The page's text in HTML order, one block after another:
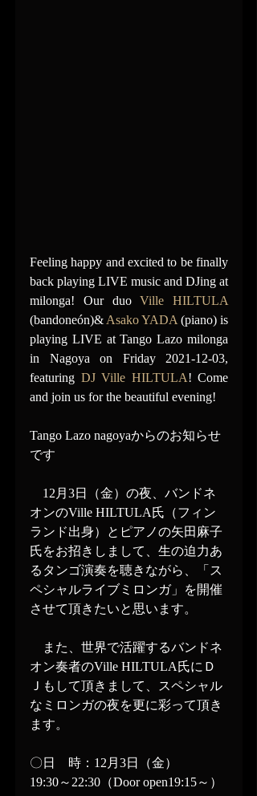
Feeling happy and excited to be finally
back playing LIVE music and DJing at
milonga! Our duo Ville HILTULA
(bandoneón)& Asako YADA (piano) is
playing LIVE at Tango Lazo milonga
in Nagoya on Friday 2021-12-03,
featuring DJ Ville HILTULA! Come
and join us for the beautiful evening!
Tango Lazo nagoyaからのお知らせ
です
12月3日（金）の夜、バンドネ
オンのVille HILTULA氏（フィン
ランド出身）とピアノの矢田麻子
氏をお招きしまして、生の迫力あ
るタンゴ演奏を聴きながら、「ス
ペシャルライブミロンガ」を開催
させて頂きたいと思います。
また、世界で活躍するバンドネ
オン奏者のVille HILTULA氏にＤ
Ｊもして頂きまして、スペシャル
なミロンガの夜を更に彩って頂き
ます。
〇日　時：12月3日（金）
19:30～22:30（Door open19:15～）